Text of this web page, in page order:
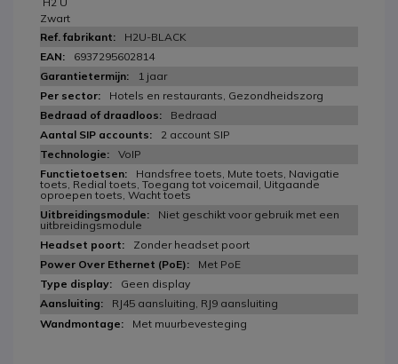
Zwart
H2U-BLACK
6937295602814
1 jaar
Hotels en restaurants, Gezondheidszorg
Bedraad
2 account SIP
VoIP
Handsfree toets, Mute toets, Navigatie
toets, Redial toets, Toegang tot voicemail, Uitgaande
oproepen toets, Wacht toets
Niet geschikt voor gebruik met een
uitbreidingsmodule
Zonder headset poort
Met PoE
Geen display
RJ45 aansluiting, RJ9 aansluiting
Met muurbevesteging